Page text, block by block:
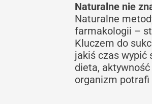
Naturalne nie
Naturalne
farmakologii –
Kluczem do
jakiś czas wypić
dieta,
organizm